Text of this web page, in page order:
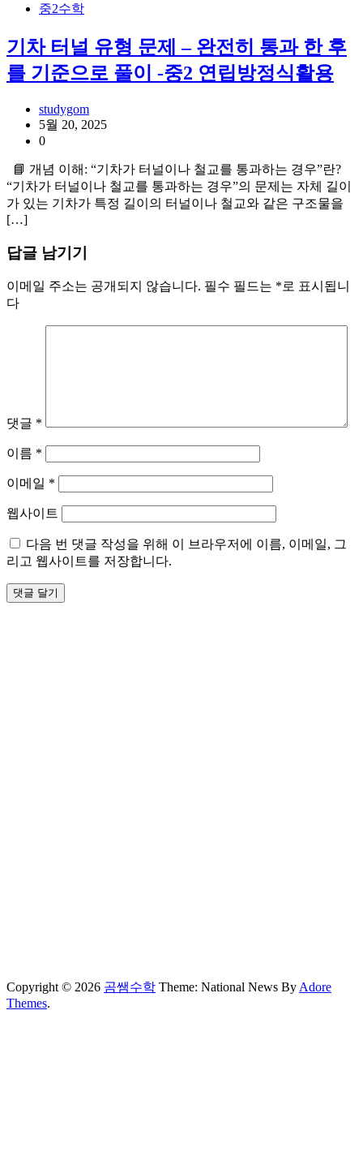
중2수학
기차 터널 유형 문제 – 완전히 통과 한 후
를 기준으로 풀이 -중2 연립방정식활용
studygom
5월 20, 2025
0
📘 개념 이해: “기차가 터널이나 철교를 통과하는 경우”란?
“기차가 터널이나 철교를 통과하는 경우”의 문제는 자체 길이
가 있는 기차가 특정 길이의 터널이나 철교와 같은 구조물을
[…]
답글 남기기
이메일 주소는 공개되지 않습니다. 필수 필드는 *로 표시됩니
다
댓글 *
이름 *
이메일 *
웹사이트
다음 번 댓글 작성을 위해 이 브라우저에 이름, 이메일, 그
리고 웹사이트를 저장합니다.
Copyright © 2026 곰쌤수학 Theme: National News By Adore
Themes.